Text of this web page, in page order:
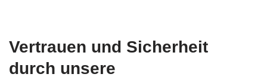
Vertrauen und Sicherheit
durch unsere